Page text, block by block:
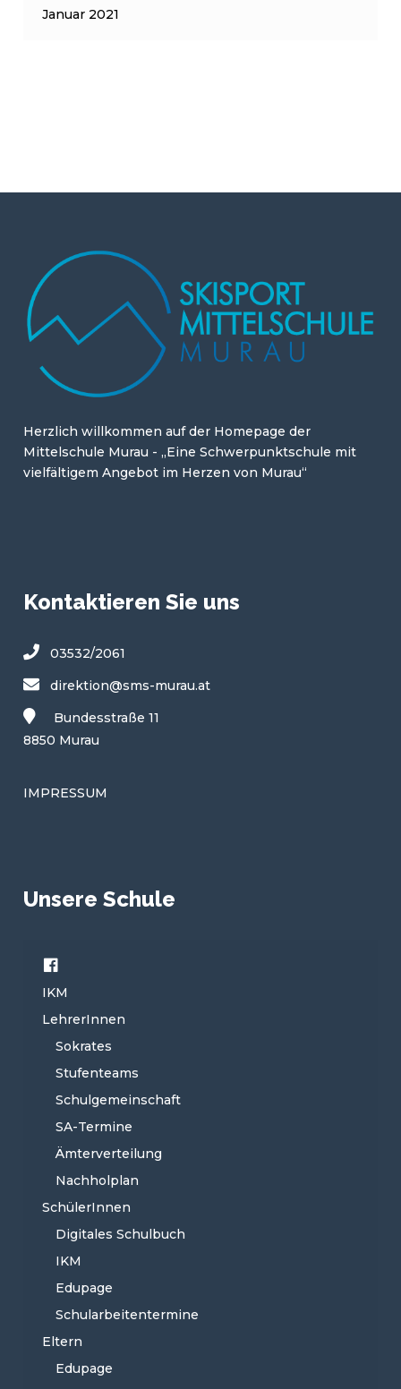
Januar 2021
Herzlich willkommen auf der Homepage der
Mittelschule Murau - „Eine Schwerpunktschule mit
vielfältigem Angebot im Herzen von Murau“
Kontaktieren Sie uns
03532/2061
direktion@sms-murau.at
Bundesstraße 11
8850 Murau
IMPRESSUM
Unsere Schule
Facebook
IKM
LehrerInnen
Sokrates
Stufenteams
Schulgemeinschaft
SA-Termine
Ämterverteilung
Nachholplan
SchülerInnen
Digitales Schulbuch
IKM
Edupage
Schularbeitentermine
Eltern
Edupage